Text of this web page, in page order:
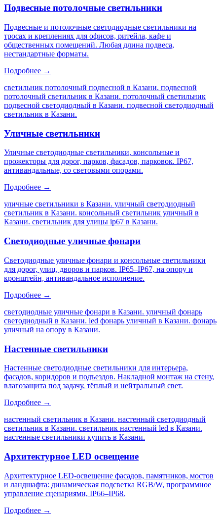
Подвесные потолочные светильники
Подвесные и потолочные светодиодные светильники на
тросах и креплениях для офисов, ритейла, кафе и
общественных помещений. Любая длина подвеса,
нестандартные форматы.
Подробнее →
светильник потолочный подвесной в Казани. подвесной
потолочный светильник в Казани. потолочный светильник
подвесной светодиодный в Казани. подвесной светодиодный
светильник в Казани.
Уличные светильники
Уличные светодиодные светильники, консольные и
прожекторы для дорог, парков, фасадов, парковок. IP67,
антивандальные, со световыми опорами.
Подробнее →
уличные светильники в Казани. уличный светодиодный
светильник в Казани. консольный светильник уличный в
Казани. светильник для улицы ip67 в Казани.
Светодиодные уличные фонари
Светодиодные уличные фонари и консольные светильники
для дорог, улиц, дворов и парков. IP65–IP67, на опору и
кронштейн, антивандальное исполнение.
Подробнее →
светодиодные уличные фонари в Казани. уличный фонарь
светодиодный в Казани. led фонарь уличный в Казани. фонарь
уличный на опору в Казани.
Настенные светильники
Настенные светодиодные светильники для интерьера,
фасадов, коридоров и подъездов. Накладной монтаж на стену,
влагозащита под задачу, тёплый и нейтральный свет.
Подробнее →
настенный светильник в Казани. настенный светодиодный
светильник в Казани. светильник настенный led в Казани.
настенные светильники купить в Казани.
Архитектурное LED освещение
Архитектурное LED-освещение фасадов, памятников, мостов
и ландшафта: динамическая подсветка RGB/W, программное
управление сценариями, IP66–IP68.
Подробнее →